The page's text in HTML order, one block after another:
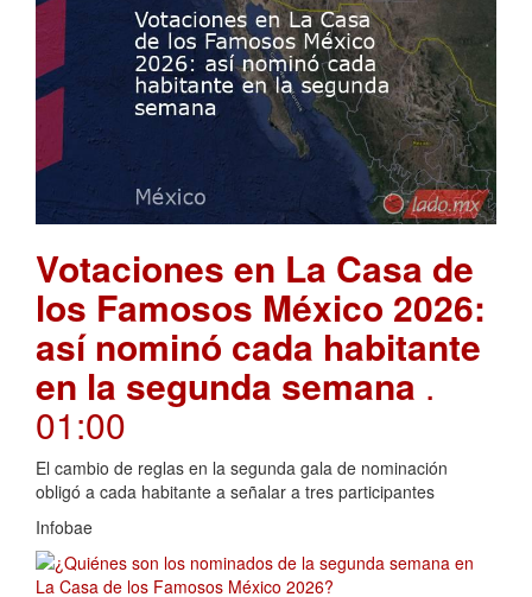
Votaciones en La Casa de
los Famosos México 2026:
así nominó cada habitante
en la segunda semana .
01:00
El cambio de reglas en la segunda gala de nominación
obligó a cada habitante a señalar a tres participantes
Infobae